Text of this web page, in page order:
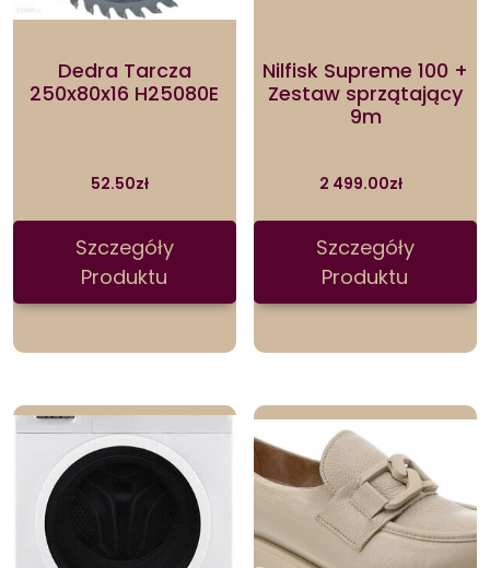
Dedra Tarcza
250x80x16 H25080E
52.50zł
Szczegóły
Produktu
Nilfisk Supreme 100 +
Zestaw sprzątający
9m
2 499.00zł
Szczegóły
Produktu